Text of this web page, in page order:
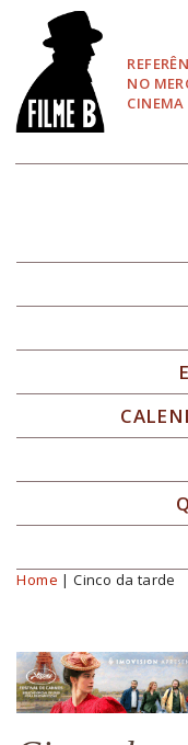
NO
Você está aqui
Home | Cinco da tarde